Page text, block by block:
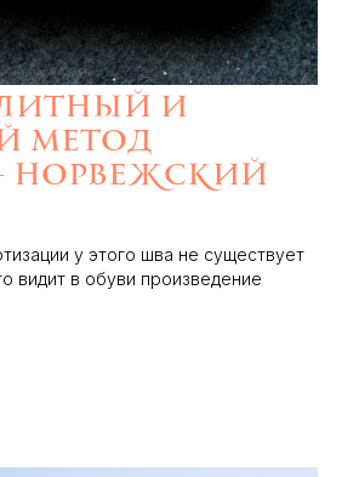
и
метод
норвежский
у этого шва не существует
видит в обуви произведение